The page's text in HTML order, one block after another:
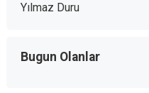
Yılmaz Duru
Bugun Olanlar